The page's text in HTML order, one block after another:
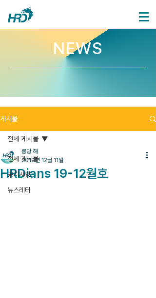
NEWS
게시물
전체 게시물
공지사항
뉴스레터
전체 게시물
HRDians 19-12월호
룡당 해
2019년 12월 11일